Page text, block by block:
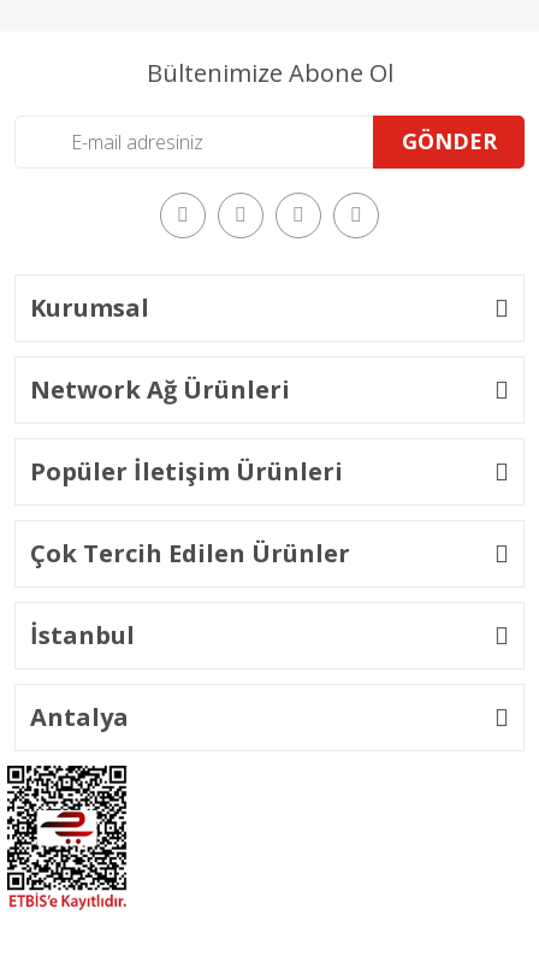
Bültenimize Abone Ol
GÖNDER
Kurumsal
Network Ağ Ürünleri
Popüler İletişim Ürünleri
Çok Tercih Edilen Ürünler
İstanbul
Antalya